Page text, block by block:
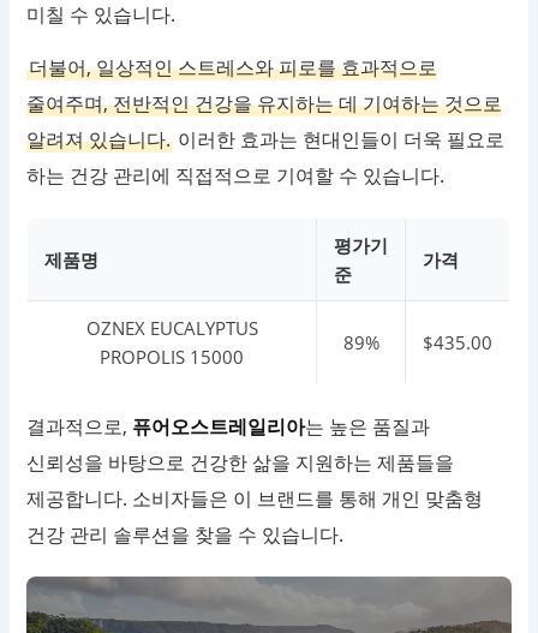
미칠 수 있습니다.
더불어, 일상적인 스트레스와 피로를 효과적으로
줄여주며, 전반적인 건강을 유지하는 데 기여하는 것으로
알려져 있습니다. 이러한 효과는 현대인들이 더욱 필요로
하는 건강 관리에 직접적으로 기여할 수 있습니다.
제품명
평가기
준
가격
OZNEX EUCALYPTUS
PROPOLIS 15000
89% $435.00
결과적으로, 퓨어오스트레일리아는 높은 품질과
신뢰성을 바탕으로 건강한 삶을 지원하는 제품들을
제공합니다. 소비자들은 이 브랜드를 통해 개인 맞춤형
건강 관리 솔루션을 찾을 수 있습니다.